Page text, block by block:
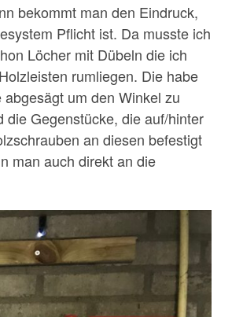
bekommt man den Eindruck,
Pflicht ist. Da musste ich
Löcher mit Dübeln die ich
rumliegen. Die habe
um den Winkel zu
Gegenstücke, die auf/hinter
an diesen befestigt
man auch direkt an die